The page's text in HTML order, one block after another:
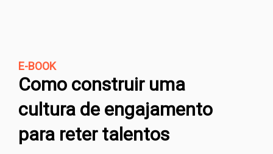
E-BOOK
Como construir uma
cultura de engajamento
para reter talentos